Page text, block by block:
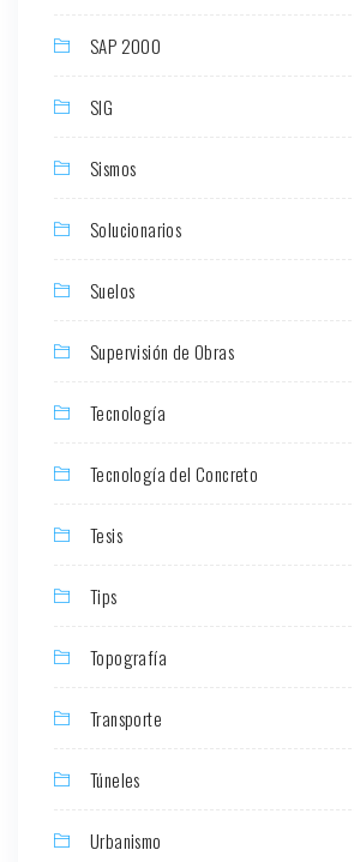
SAP 2000
SIG
Sismos
Solucionarios
Suelos
Supervisión de Obras
Tecnología
Tecnología del Concreto
Tesis
Tips
Topografía
Transporte
Túneles
Urbanismo